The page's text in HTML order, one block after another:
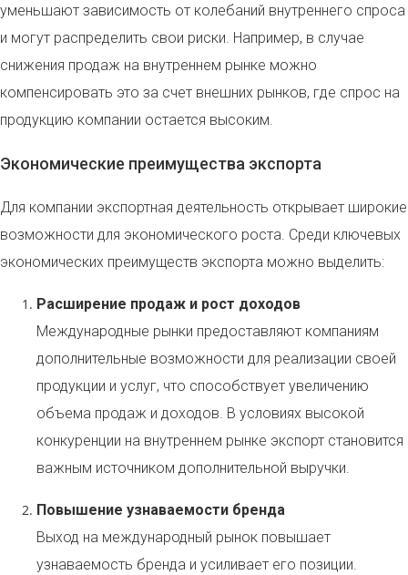
уменьшают зависимость от колебаний внутреннего спроса
и могут распределить свои риски. Например, в случае
снижения продаж на внутреннем рынке можно
компенсировать это за счет внешних рынков, где спрос на
продукцию компании остается высоким.
Экономические преимущества экспорта
Для компании экспортная деятельность открывает широкие
возможности для экономического роста. Среди ключевых
экономических преимуществ экспорта можно выделить:
Расширение продаж и рост доходов
Международные рынки предоставляют компаниям
дополнительные возможности для реализации своей
продукции и услуг, что способствует увеличению
объема продаж и доходов. В условиях высокой
конкуренции на внутреннем рынке экспорт становится
важным источником дополнительной выручки.
Повышение узнаваемости бренда
Выход на международный рынок повышает
узнаваемость бренда и усиливает его позиции.